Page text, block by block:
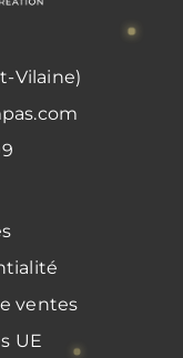
Vilaine)
ventes
UE